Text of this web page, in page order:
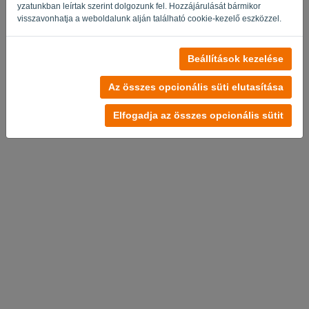
yzatunkban leírtak szerint dolgozunk fel. Hozzájárulását bármikor
visszavonhatja a weboldalunk alján található cookie-kezelő eszközzel.
Beállítások kezelése
Az összes opcionális süti elutasítása
Elfogadja az összes opcionális sütit